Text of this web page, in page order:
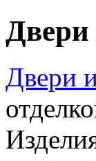
Двери
Двери